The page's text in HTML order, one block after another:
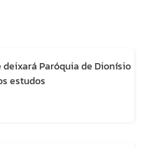
Paróquia de Dionísio
estudos